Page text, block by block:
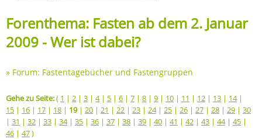
Forenthema: Fasten ab dem 2. Januar
2009 - Wer ist dabei?
» Forum: Fastentagebücher und Fastengruppen
Gehe zu Seite:( 1 | 2 | 3 | 4| 5 | 6 | 7 | 8 | 9 | 10 | 11 | 12 | 13 | 14|
15 | 16 | 17 | 18 | 19| 20 | 21 | 22 | 23 | 24| 25 | 26 | 27 | 28 | 29 | 30
| 31 | 32 | 33 | 34| 35 | 36 | 37 | 38 | 39 | 40 | 41 | 42 | 43 | 44| 45 |
46 | 47)